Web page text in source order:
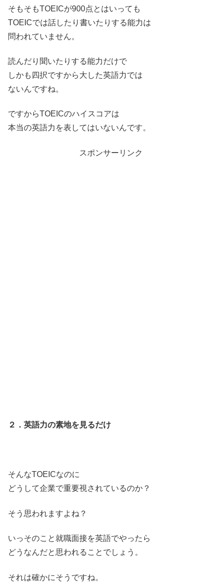
そもそもTOEICが900点とはいっても
TOEICでは話したり書いたりする能力は
問われていません。
読んだり聞いたりする能力だけで
しかも四択ですから大した英語力では
ないんですね。
ですからTOEICのハイスコアは
本当の英語力を表してはいないんです。
スポンサーリンク
２．英語力の素地を見るだけ
そんなTOEICなのに
どうして企業で重要視されているのか？
そう思われますよね？
いっそのこと就職面接を英語でやったら
どうなんだと思われることでしょう。
それは確かにそうですね。